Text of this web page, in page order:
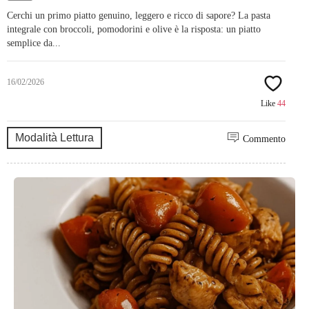
Cerchi un primo piatto genuino, leggero e ricco di sapore? La pasta
integrale con broccoli, pomodorini e olive è la risposta: un piatto
semplice da...
16/02/2026
Like 44
Modalità Lettura Commento